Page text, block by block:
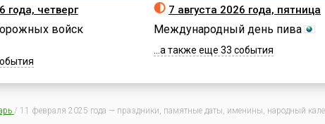
года, четверг
войск
7 августа 2026 года, пятница
Международный день пива
...а также еще 33 события
/ 11 февраля 2025 года — праздники, памятные даты, именины, народный